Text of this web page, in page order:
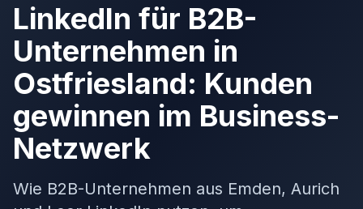
LinkedIn für B2B-
Unternehmen in
Ostfriesland: Kunden
gewinnen im Business-
Netzwerk
Wie B2B-Unternehmen aus Emden, Aurich